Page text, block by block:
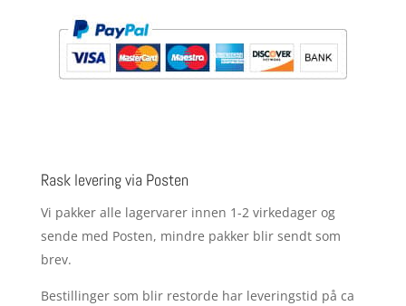
Rask levering via Posten
Vi pakker alle lagervarer innen 1-2 virkedager og
sende med Posten, mindre pakker blir sendt som
brev.
Bestillinger som blir restorde har leveringstid på ca